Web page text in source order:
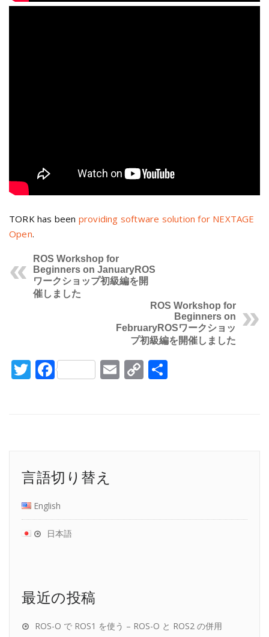
TORK has been providing software solution for NEXTAGE
Open.
ROS Workshop for
Beginners on JanuaryROS
ワークショップ初級編を開
催しました
ROS Workshop for
Beginners on
FebruaryROSワークショッ
プ初級編を開催しました
Twitter
FacebookEmail
Copy
言語切り替え
English
日本語
最近の投稿
ROS-O で ROS1 を使う – ROS-O と ROS2 の併用